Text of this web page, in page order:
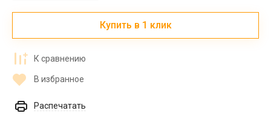
Купить в 1 клик
К сравнению
В избранное
Распечатать